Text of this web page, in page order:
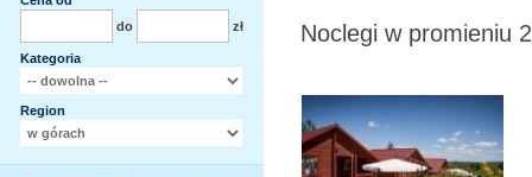
do
zł
Kategoria
Region
Noclegi w promieniu